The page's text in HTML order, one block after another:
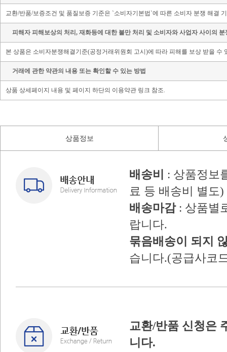
교환/반품/보증조건 및 품질보증 기준은 `소비자기본법`에 따른 소비자 분쟁 해결
피해자 피해보상의 처리, 재화등에 대한 불만 처리 및 소비자와 사업자 사이의
본 상품은 소비자분쟁해결기준(공정거래위원회 고시)에 따라 피해를 보상 받을
거래에 관한 약관의 내용 또는 확인할 수 있는 방법
상품 상세페이지 내용 및 페이지 하단의 이용약관 링크 참조.
상품정보
배송비
: 상품정보
료 등 배송비 별도)
배송마감: 상품별
랍니다.
묶음배송이 되지
습니다.(공급사코
교환/반품 신청은
니다.